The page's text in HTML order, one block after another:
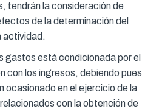
tendrán la consideración de
de la determinación del
actividad.
gastos está condicionada por el
con los ingresos, debiendo pues
ocasionado en el ejercicio de la
con la obtención de